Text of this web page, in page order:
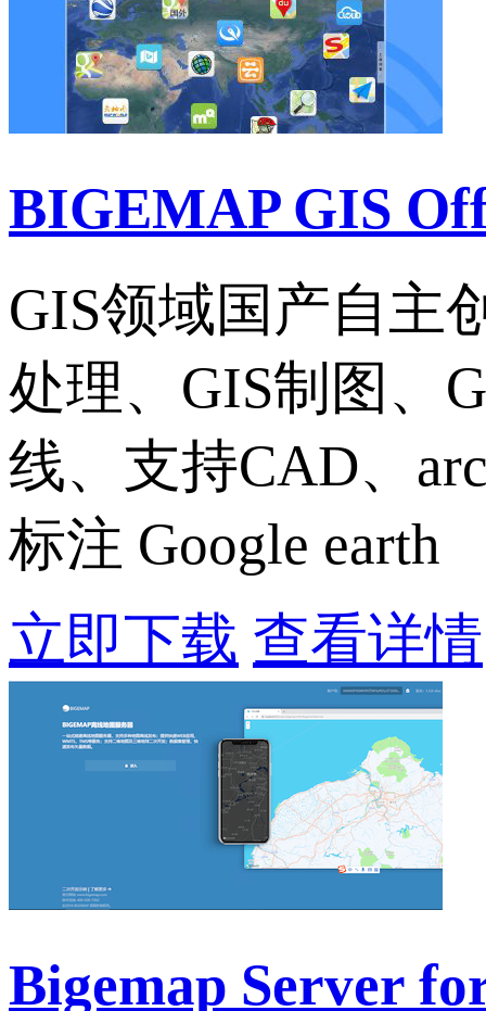
BIGEMAP GIS
GIS领域国产自主
处理、GIS制图、
线、支持CAD、
标注 Google earth
立即下载 查看详情
Bigemap Server